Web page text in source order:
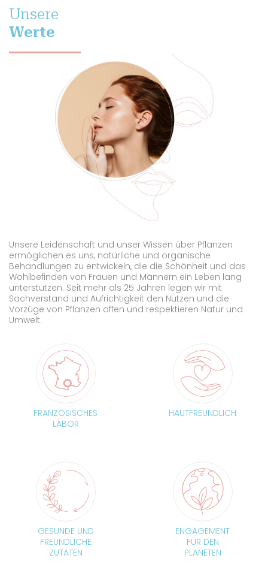
Unsere
Werte
Unsere Leidenschaft und unser Wissen über Pflanzen
ermöglichen es uns, natürliche und organische
Behandlungen zu entwickeln, die die Schönheit und das
Wohlbefinden von Frauen und Männern ein Leben lang
unterstützen. Seit mehr als 25 Jahren legen wir mit
Sachverstand und Aufrichtigkeit den Nutzen und die
Vorzüge von Pflanzen offen und respektieren Natur und
Umwelt.
FRANZÖSISCHES
LABOR
HAUTFREUNDLICH
GESUNDE UND
FREUNDLICHE
ZUTATEN
ENGAGEMENT
FÜR DEN
PLANETEN